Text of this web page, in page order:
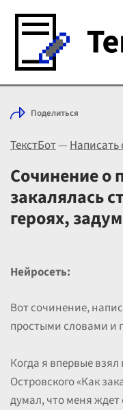
Войти с Telegram
Выбрать режим
Цены
Поделиться
ТекстБот—Написать
Сочинение о
закалялась
героях,
Нейросеть:
Вот сочинение,
простыми словами и
Когда я впервые
Островского «Как
думал, что меня